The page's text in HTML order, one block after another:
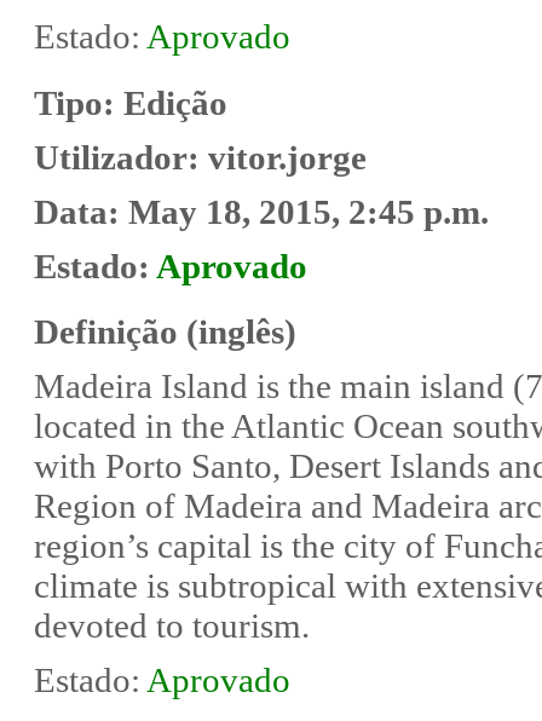
Estado: Aprovado
Tipo: Edição
Utilizador: vitor.jorge
Data: May 18, 2015, 2:45 p.m.
Estado: Aprovado
Definição (inglês)
Madeira Island is the main island
located in the Atlantic Ocean
with Porto Santo, Desert Islands
Region of Madeira and Madeira
region’s capital is the city of
climate is subtropical with
devoted to tourism.
Estado: Aprovado